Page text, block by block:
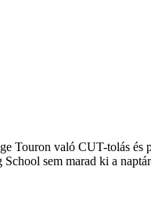
Touron való CUT-tolás
sem marad ki a